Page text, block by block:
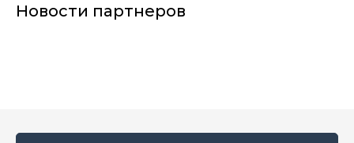
Новости партнеров